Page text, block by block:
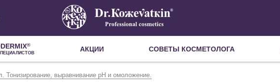
® АКЦИИ СОВЕТЫ КОСМЕТОЛОГА
выравнивание pH и омоложение.